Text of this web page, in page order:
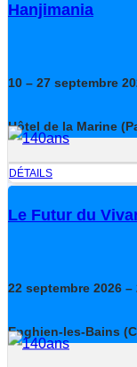
Hanjimania
10 – 27 septembre
Hôtel de la Marine
DÉTAILS
Le Futur du
22 septembre 2026 –
Enghien-les-Bains